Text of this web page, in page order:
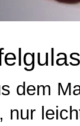
dem
nur